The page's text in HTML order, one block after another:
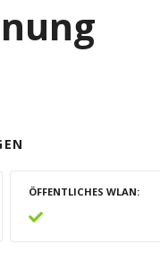
ÖFFENTLICHES WLAN